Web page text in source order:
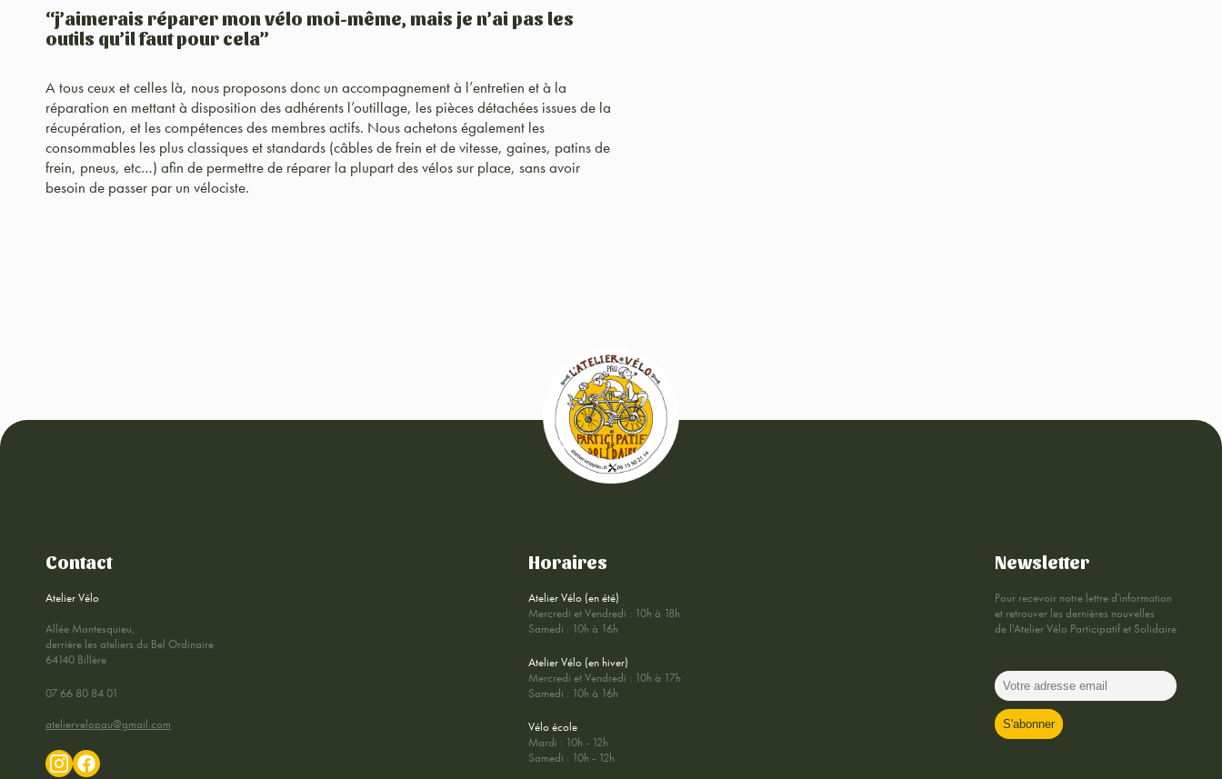
“j’aimerais réparer mon vélo moi-même, mais je n’ai pas les
outils qu’il faut pour cela”
A tous ceux et celles là, nous proposons donc un accompagnement à l’entretien et à la
réparation en mettant à disposition des adhérents l’outillage, les pièces détachées issues de la
récupération, et les compétences des membres actifs. Nous achetons également les
consommables les plus classiques et standards (câbles de frein et de vitesse, gaines, patins de
frein, pneus, etc…) afin de permettre de réparer la plupart des vélos sur place, sans avoir
besoin de passer par un vélociste.
Contact
Atelier Vélo
Allée Montesquieu,
derrière les ateliers du Bel Ordinaire
64140 Billère
07 66 80 84 01
ateliervelopau@gmail.com
Horaires
Atelier Vélo (en été)
Mercredi et Vendredi : 10h à 18h
Samedi : 10h à 16h
Atelier Vélo (en hiver)
Mercredi et Vendredi : 10h à 17h
Samedi : 10h à 16h
Vélo école
Mardi : 10h - 12h
Samedi : 10h - 12h
Newsletter
Pour recevoir notre lettre d'information
et retrouver les dernières nouvelles
de l'Atelier Vélo Participatif et Solidaire